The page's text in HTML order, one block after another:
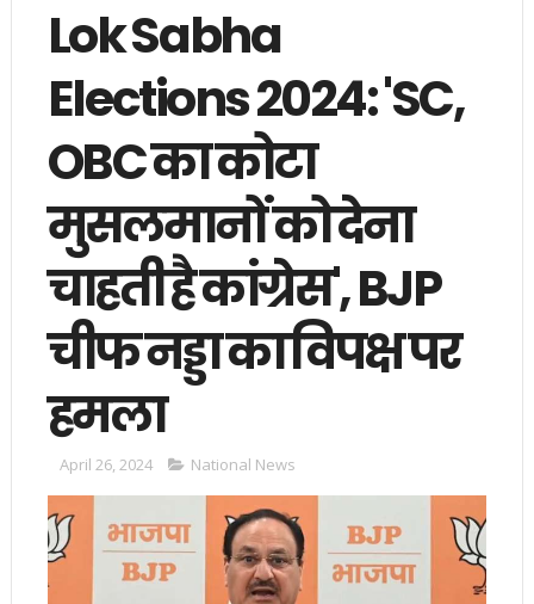
Lok Sabha
Elections 2024: 'SC,
OBC का कोटा
मुसलमानों को देना
चाहती है कांग्रेस', BJP
चीफ नड्डा का विपक्ष पर
हमला
April 26, 2024 National News